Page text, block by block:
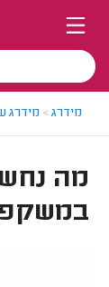
מידרג> מידרג
מה